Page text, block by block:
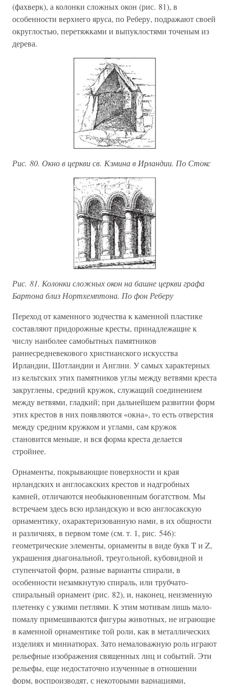
(фахверк), а колонки сложных окон (рис. 81), в
особенности верхнего яруса, по Реберу, подражают своей
округлостью, перетяжками и выпуклостями точеным из
дерева.
Рис. 80. Окно в церкви св. Кэмина в Ирландии. По Стокс
Рис. 81. Колонки сложных окон на башне церкви графа
Бартона близ Нортхемптона. По фон Реберу
Переход от каменного зодчества к каменной пластике
составляют придорожные кресты, принадлежащие к
числу наиболее самобытных памятников
раннесредневекового христианского искусства
Ирландии, Шотландии и Англии. У самых характерных
из кельтских этих памятников углы между ветвями креста
закруглены, средний кружок, служащий соединением
между ветвями, гладкий; при дальнейшем развитии форм
этих крестов в них появляются «окна», то есть отверстия
между средним кружком и углами, сам кружок
становится меньше, и вся форма креста делается
стройнее.
Орнаменты, покрывающие поверхности и края
ирландских и англосакских крестов и надгробных
камней, отличаются необыкновенным богатством. Мы
встречаем здесь всю ирландскую и всю англосакскую
орнаментику, охарактеризованную нами, в их общности
и различиях, в первом томе (см. т. 1, рис. 546):
геометрические элементы, орнаменты в виде букв T и Z,
украшения диагональной, треугольной, кубовидной и
ступенчатой форм, разные варианты спирали, в
особенности незамкнутую спираль, или трубчато-
спиральный орнамент (рис. 82), и, наконец, неизменную
плетенку с узкими петлями. К этим мотивам лишь мало-
помалу примешиваются фигуры животных, не играющие
в каменной орнаментике той роли, как в металлических
изделиях и миниатюрах. Зато немаловажную роль играют
рельефные изображения священных лиц и событий. Эти
рельефы, еще недостаточно изученные в отношении
форм, воспроизводят, с некоторыми вариациями,